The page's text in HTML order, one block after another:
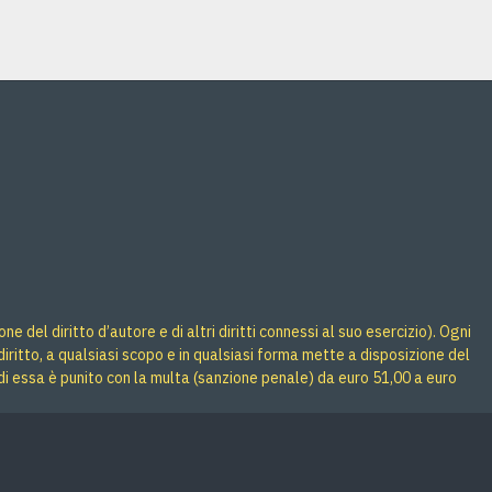
del diritto d’autore e di altri diritti connessi al suo esercizio). Ogni
a qualsiasi scopo e in qualsiasi forma mette a disposizione del
è punito con la multa (sanzione penale) da euro 51,00 a euro